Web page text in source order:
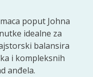
poput Johna
idealne za
balansira
i kompleksnih
anđela.